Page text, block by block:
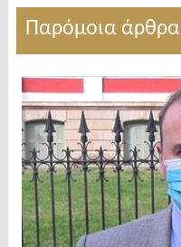
Παρόμοια άρθρα